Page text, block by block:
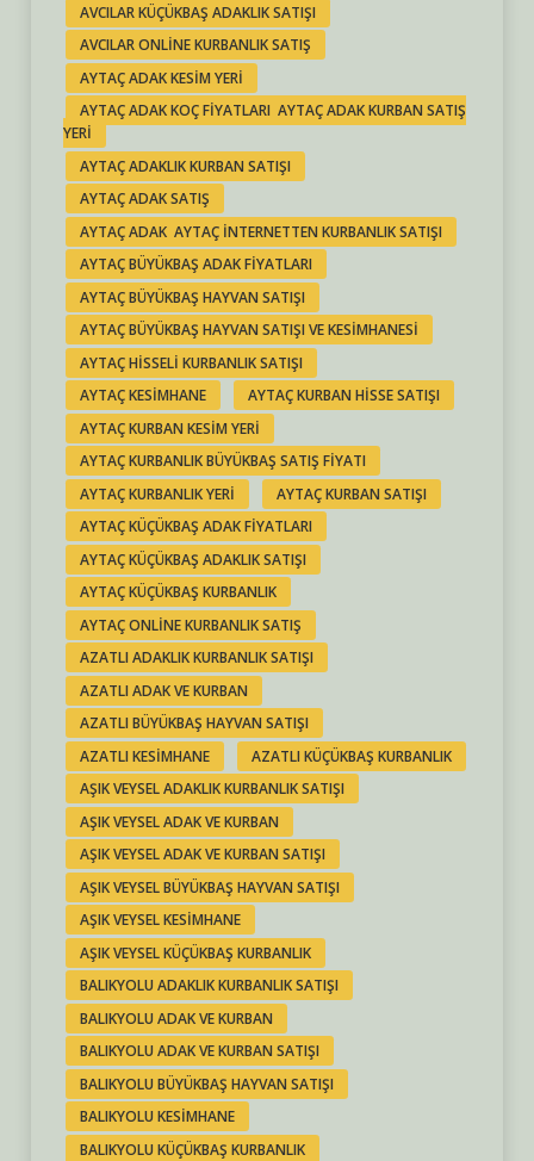
AVCILAR KÜÇÜKBAŞ ADAKLIK SATIŞI
AVCILAR ONLINE KURBANLIK SATIŞ
AYTAÇ ADAK KESIM YERI
AYTAÇ ADAK KOÇ FIYATLARI AYTAÇ ADAK KURBAN SATIŞ
YERI
AYTAÇ ADAKLIK KURBAN SATIŞI
AYTAÇ ADAK SATIŞ
AYTAÇ ADAK AYTAÇ INTERNETTEN KURBANLIK SATIŞI
AYTAÇ BÜYÜKBAŞ ADAK FIYATLARI
AYTAÇ BÜYÜKBAŞ HAYVAN SATIŞI
AYTAÇ BÜYÜKBAŞ HAYVAN SATIŞI VE KESIMHANESI
AYTAÇ HISSELI KURBANLIK SATIŞI
AYTAÇ KESIMHANE
AYTAÇ KURBAN HISSE SATIŞI
AYTAÇ KURBAN KESIM YERI
AYTAÇ KURBANLIK BÜYÜKBAŞ SATIŞ FIYATI
AYTAÇ KURBANLIK YERI
AYTAÇ KURBAN SATIŞI
AYTAÇ KÜÇÜKBAŞ ADAK FIYATLARI
AYTAÇ KÜÇÜKBAŞ ADAKLIK SATIŞI
AYTAÇ KÜÇÜKBAŞ KURBANLIK
AYTAÇ ONLINE KURBANLIK SATIŞ
AZATLI ADAKLIK KURBANLIK SATIŞI
AZATLI ADAK VE KURBAN
AZATLI BÜYÜKBAŞ HAYVAN SATIŞI
AZATLI KESIMHANE
AZATLI KÜÇÜKBAŞ KURBANLIK
AŞIK VEYSEL ADAKLIK KURBANLIK SATIŞI
AŞIK VEYSEL ADAK VE KURBAN
AŞIK VEYSEL ADAK VE KURBAN SATIŞI
AŞIK VEYSEL BÜYÜKBAŞ HAYVAN SATIŞI
AŞIK VEYSEL KESIMHANE
AŞIK VEYSEL KÜÇÜKBAŞ KURBANLIK
BALIKYOLU ADAKLIK KURBANLIK SATIŞI
BALIKYOLU ADAK VE KURBAN
BALIKYOLU ADAK VE KURBAN SATIŞI
BALIKYOLU BÜYÜKBAŞ HAYVAN SATIŞI
BALIKYOLU KESIMHANE
BALIKYOLU KÜÇÜKBAŞ KURBANLIK